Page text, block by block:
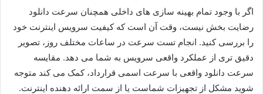
اگر با وجود تمام بهینه سازی های داخلی همچنان سرعت دانلود
رضایت بخش نیست، وقت آن است که کیفیت سرویس اینترنت خود
را بررسی کنید. انجام تست سرعت در ساعات مختلف روز، تصویر
دقیق تری از عملکرد واقعی سرویس به شما می دهد. مقایسه
سرعت دانلود واقعی با سرعت اسمی قرارداد، کمک می کند متوجه
شوید مشکل از تجهیزات شماست یا از سمت ارائه دهنده اینترنت.